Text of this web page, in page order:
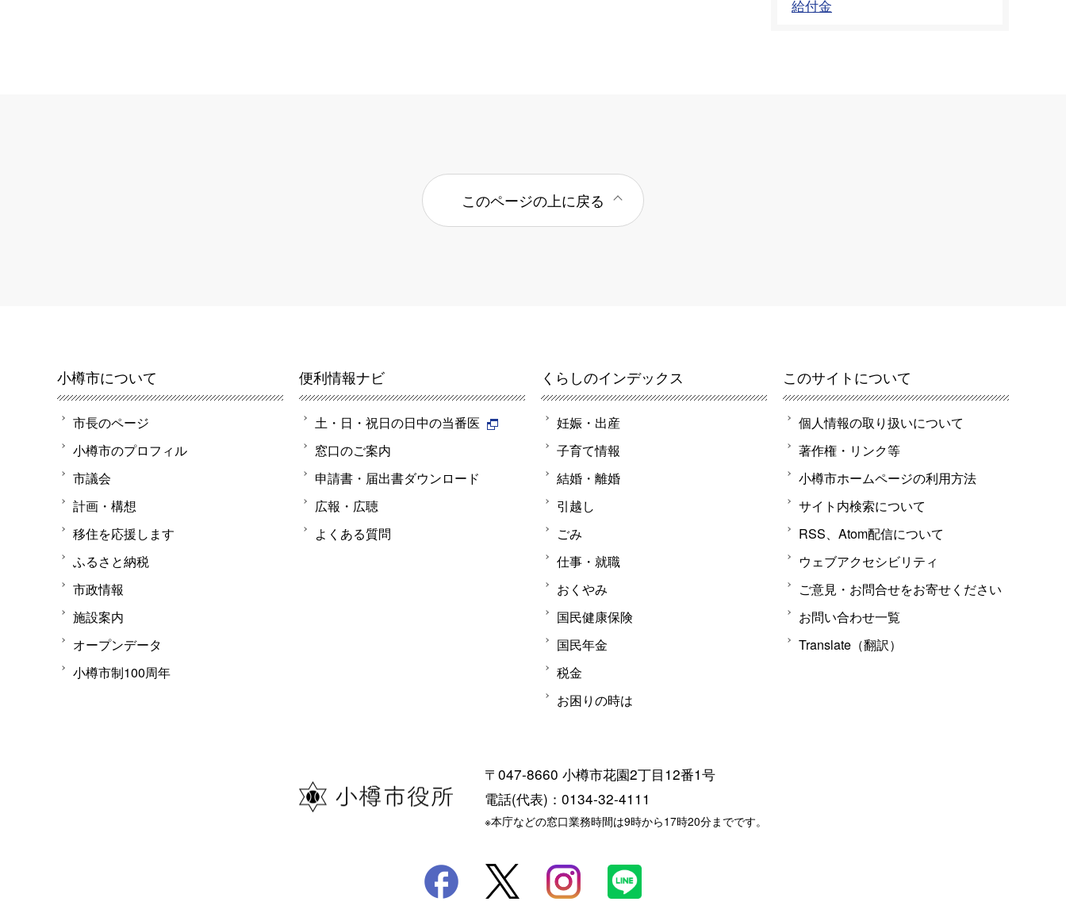
給付金
このページの上に戻る
小樽市について
市長のページ
小樽市のプロフィル
市議会
計画・構想
移住を応援します
ふるさと納税
市政情報
施設案内
オープンデータ
小樽市制100周年
便利情報ナビ
土・日・祝日の日中の当番医
窓口のご案内
申請書・届出書ダウンロード
広報・広聴
よくある質問
くらしのインデックス
妊娠・出産
子育て情報
結婚・離婚
引越し
ごみ
仕事・就職
おくやみ
国民健康保険
国民年金
税金
お困りの時は
このサイトについて
個人情報の取り扱いについて
著作権・リンク等
小樽市ホームページの利用方法
サイト内検索について
RSS、Atom配信について
ウェブアクセシビリティ
ご意見・お問合せをお寄せください
お問い合わせ一覧
Translate（翻訳）
〒047-8660 小樽市花園2丁目12番1号
電話(代表)：0134-32-4111
※本庁などの窓口業務時間は9時から17時20分までです。